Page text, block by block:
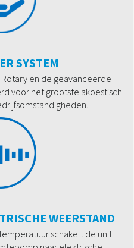
SYSTEM
en de geavanceerde
voor het grootste akoestisch
WEERSTAND
schakelt de unit